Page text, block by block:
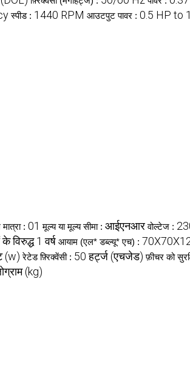
स्पीड : 1440 RPM आउटपुट पावर : 0.5 HP to
: 01 मूल्य या मूल्य सीमा : आईएनआर वोल्टेज :
के विरुद्ध 1 वर्ष आयाम (एल* डब्ल्यू* एच) :
(w) रेटेड फ़्रिक्वेंसी : 50 हर्ट्ज (एचजेड) फ़ीचर को
(kg)